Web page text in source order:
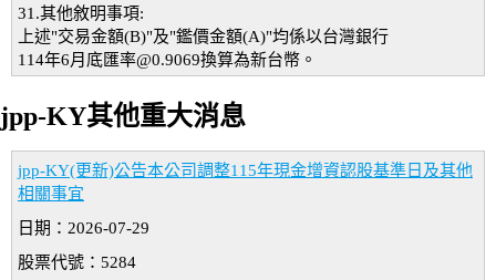
31.其他敘明事項:
上述"交易金額(B)"及"鑑價金額(A)"均係以台灣銀行
114年6月底匯率@0.9069換算為新台幣。
jpp-KY其他重大消息
jpp-KY(更新)公告本公司調整115年現金增資認股基準日及其他
相關事宜
日期：2026-07-29
股票代號：5284